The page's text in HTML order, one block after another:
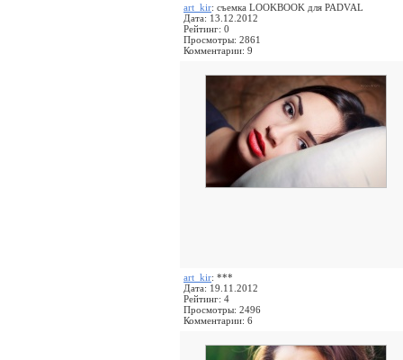
art_kir: съемка LOOKBOOK для PADVAL
Дата: 13.12.2012
Рейтинг: 0
Просмотры: 2861
Комментарии: 9
art_kir: ***
Дата: 19.11.2012
Рейтинг: 4
Просмотры: 2496
Комментарии: 6